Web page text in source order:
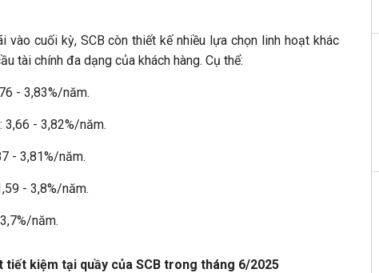
vào cuối kỳ, SCB còn thiết kế nhiều lựa chọn linh hoạt khác
tài chính đa dạng của khách hàng. Cụ thể:
- 3,83%/năm.
3,66 - 3,82%/năm.
- 3,81%/năm.
- 3,8%/năm.
năm.
tiết kiệm tại quầy của SCB trong tháng 6/2025